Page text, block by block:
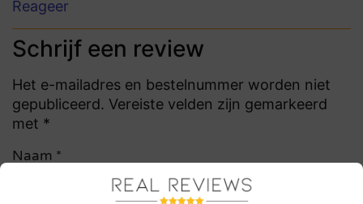
Reageer
Schrijf een review
Het e-mailadres en bestelnummer worden niet
gepubliceerd. Vereiste velden zijn gemarkeerd
met *
Naam *